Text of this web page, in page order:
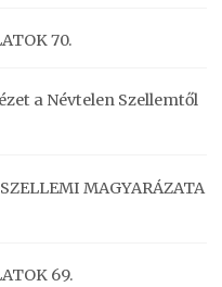
70.
a Névtelen Szellemtől
MAGYARÁZATA
69.